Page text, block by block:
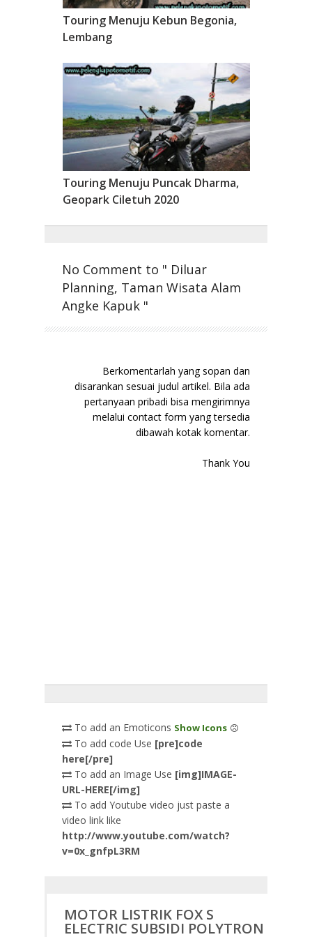
Touring Menuju Kebun Begonia,
Lembang
Touring Menuju Puncak Dharma,
Geopark Ciletuh 2020
No Comment to " Diluar
Planning, Taman Wisata Alam
Angke Kapuk "
Berkomentarlah yang sopan dan
disarankan sesuai judul artikel. Bila ada
pertanyaan pribadi bisa mengirimnya
melalui contact form yang tersedia
dibawah kotak komentar.
Thank You
To add an Emoticons Show Icons
To add code Use [pre]code
here[/pre]
To add an Image Use [img]IMAGE-
URL-HERE[/img]
To add Youtube video just paste a
video link like
http://www.youtube.com/watch?
v=0x_gnfpL3RM
MOTOR LISTRIK FOX S
ELECTRIC SUBSIDI POLYTRON